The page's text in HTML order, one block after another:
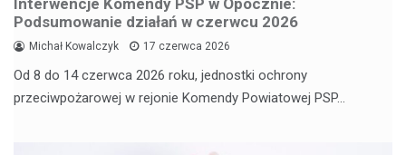
Podsumowanie działań w czerwcu 2026
Michał Kowalczyk 17 czerwca 2026
Od 8 do 14 czerwca 2026 roku, jednostki ochrony
przeciwpożarowej w rejonie Komendy Powiatowej PSP…